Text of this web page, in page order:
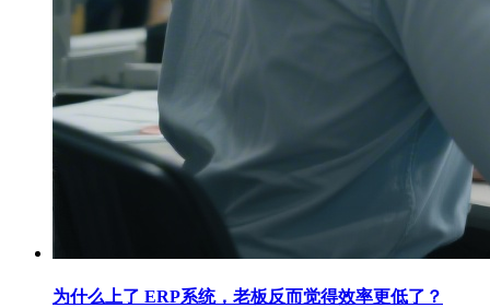
为什么上了 ERP系统，老板反而觉得效率更低了？